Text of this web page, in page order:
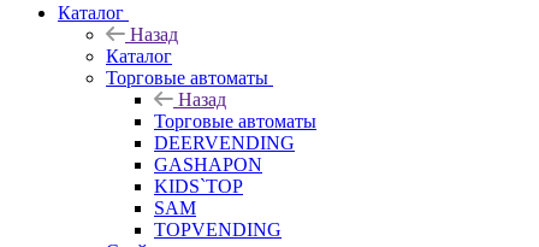
Каталог
Назад
Каталог
Торговые автоматы
Назад
Торговые автоматы
DEERVENDING
GASHAPON
KIDS`TOP
SAM
TOPVENDING